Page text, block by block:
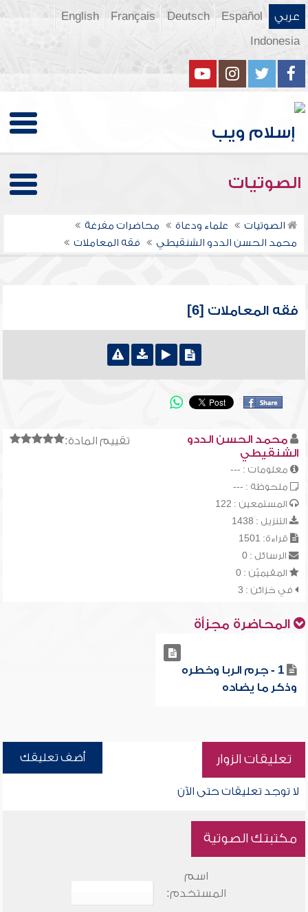
عربي Español
Deutsch
Français
English
Indonesia
الصوتيات
الصوتيات علماء ودعاة
محاضرات مفرغة
محمد الحسن الددو الشنقيطي
فقه المعاملات
فقه المعاملات [6]
تقييم المادة:
محمد الحسن الددو
الشنقيطي
معلومات : ---
ملحوظة : ---
المستمعين : 122
التنزيل : 1438
قراءة: 1501
الرسائل : 0
المقيميّن : 0
في خزائن : 3
المحاضرة مجزأة
1 - جرم الربا وخطره
وذكر ما يضاده
تعليقات الزوار أضف تعليقك
لا توجد تعليقات حتى الآن
مكتبتك الصوتية
اسم
المستخدم: